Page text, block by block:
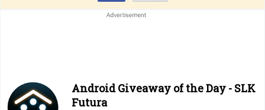
Android Giveaway of the Day - SLK
Futura